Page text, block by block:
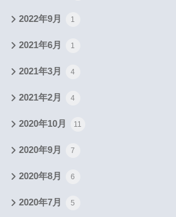
2022年9月 1
2021年6月 1
2021年3月 4
2021年2月 4
2020年10月 11
2020年9月 7
2020年8月 6
2020年7月 5